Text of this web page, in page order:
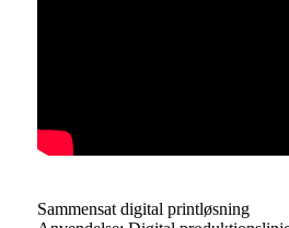
Sammensat digital printløsning